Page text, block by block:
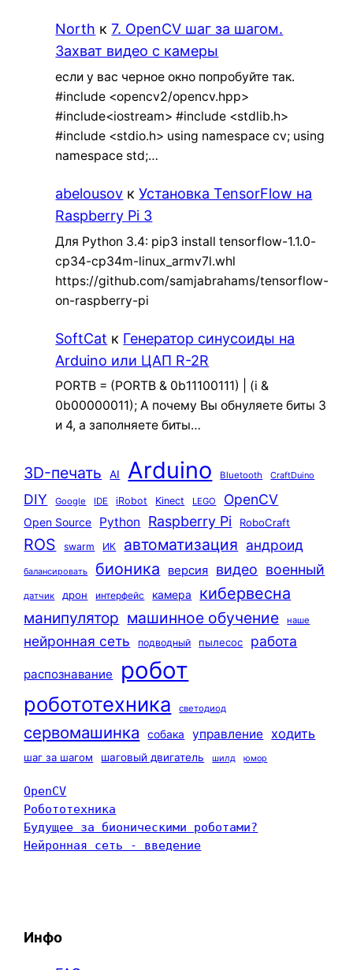
North к7. OpenCV шаг за шагом.
Захват видео с камеры
если у вас черное окно попробуйте так.
#include <opencv2/opencv.hpp>
#include<iostream> #include <stdlib.h>
#include <stdio.h> using namespace cv; using
namespace std;…
abelousov кУстановка TensorFlow на
Raspberry Pi 3
Для Python 3.4: pip3 install tensorflow-1.1.0-
cp34-cp34m-linux_armv7l.whl
https://github.com/samjabrahams/tensorflow-
on-raspberry-pi
SoftCat к Генератор синусоиды на
Arduino или ЦАП R-2R
PORTB = (PORTB & 0b11100111) | (i &
0b00000011); А почему Вы обнуляете биты 3
и 4, а заполняете биты…
3D-печать AI Arduino Bluetooth CraftDuino
DIY Google IDE iRobot Kinect LEGO OpenCV
Open Source Python Raspberry Pi RoboCraft
ROS swarm ИК автоматизация андроид
балансировать бионика версия видео военный
датчик дрон интерфейс камера кибервесна
манипулятор машинное обучение наше
нейронная сеть подводный пылесос работа
распознавание робот
робототехника светодиод
сервомашинка собака управление ходить
шаг за шагом шаговый двигатель шилд юмор
OpenCV
Робототехника
Будущее за бионическими роботами?
Нейронная сеть - введение
Инфо